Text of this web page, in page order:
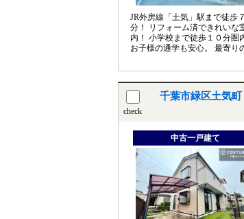
JR外房線「土気」駅まで徒歩７
分！ リフォーム済できれいな
内！ 小学校まで徒歩１０分圏
お子様の通学も安心。 最寄り
です！
check
千葉市緑区土気
中古一戸建て